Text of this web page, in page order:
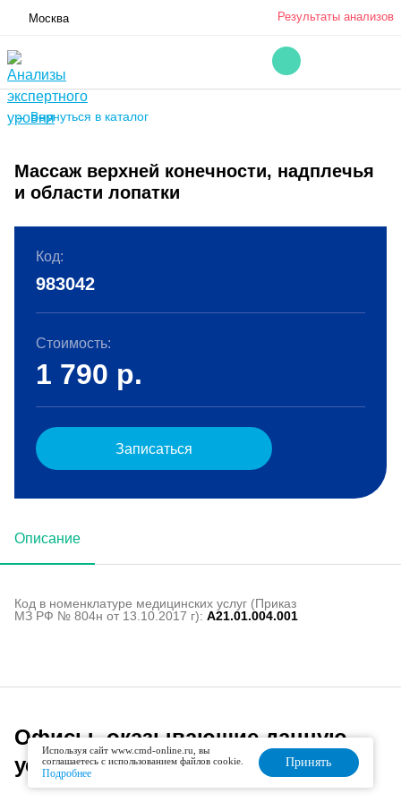
Москва Результаты анализов
← Вернуться в каталог
Массаж верхней конечности, надплечья
и области лопатки
Описание
Код в номенклатуре медицинских услуг (Приказ
МЗ РФ № 804н от 13.10.2017 г): A21.01.004.001
Код:
983042
Стоимость:
1 790 р.
Записаться
Офисы, оказывающие данную
услугу
Используя сайт www.cmd-online.ru, вы
соглашаетесь с использованием файлов cookie.
Подробнее
Принять